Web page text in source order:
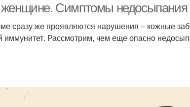
женщине. Симптомы недосыпания
сразу же проявляются нарушения – кожные
Рассмотрим, чем еще опасно